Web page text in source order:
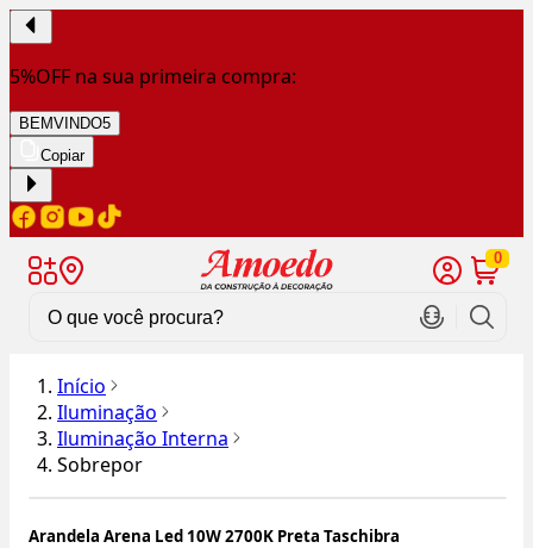
5%OFF na sua primeira compra:
BEMVINDO5
Copiar
0
Início
Iluminação
Iluminação Interna
Sobrepor
Arandela Arena Led 10W 2700K Preta Taschibra